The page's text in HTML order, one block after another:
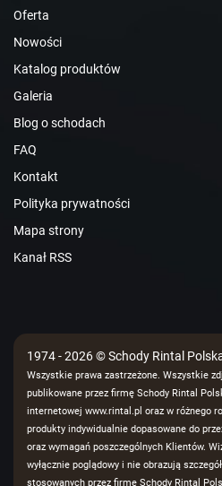
Oferta
Nowości
Katalog produktów
Galeria
Blog o schodach
FAQ
Kontakt
Polityka prywatności
Mapa strony
Kanał RSS
1974 - 2026 © Schody Rintal
Wszystkie prawa zastrzeżone. Wszystkie
publikowane przez firmę Schody Rintal
internetowej www.rintal.pl oraz w różnego
produkty indywidualnie dopasowane do
oraz wymagań poszczególnych Klientów.
wyłącznie poglądowy i nie obrazują
stosowanych przez firmę Schody Rintal